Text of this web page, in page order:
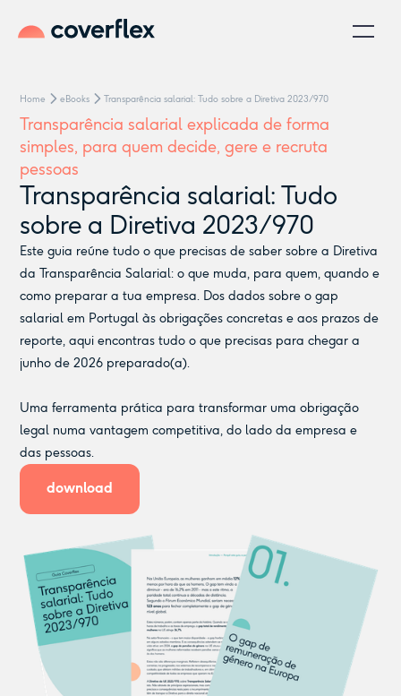
Home eBooks Transparência salarial: Tudo sobre a Diretiva 2023/970
Transparência salarial explicada de forma
simples, para quem decide, gere e recruta
pessoas
Transparência salarial: Tudo
sobre a Diretiva 2023/970
Este guia reúne tudo o que precisas de saber sobre a Diretiva
da Transparência Salarial: o que muda, para quem, quando e
como preparar a tua empresa. Dos dados sobre o gap
salarial em Portugal às obrigações concretas e aos prazos de
reporte, aqui encontras tudo o que precisas para chegar a
junho de 2026 preparado(a).
Uma ferramenta prática para transformar uma obrigação
legal numa vantagem competitiva, do lado da empresa e
das pessoas.
download